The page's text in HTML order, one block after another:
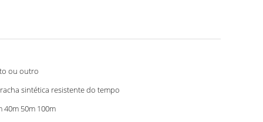
ou outro
sintética resistente do tempo
40m 50m 100m